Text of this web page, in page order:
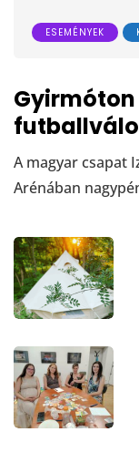
ESEMÉNYEK
Gyirmóton
A magyar csapat
Arénában